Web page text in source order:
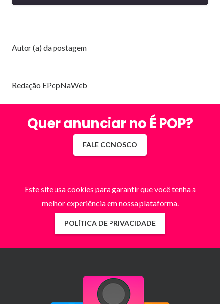
Autor (a) da postagem
Redação EPopNaWeb
Quer anunciar no É POP?
FALE CONOSCO
Este site usa cookies para garantir que você tenha a
melhor experiência em nossa plataforma.
POLÍTICA DE PRIVACIDADE